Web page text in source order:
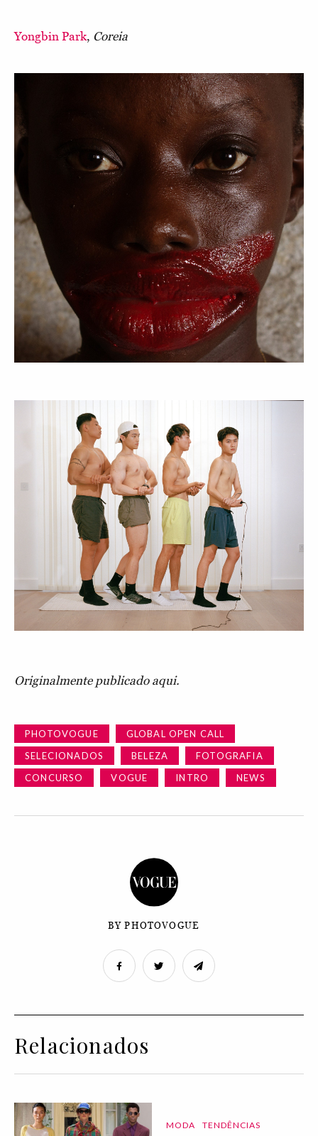
Yongbin Park, Coreia
Originalmente publicado aqui.
PHOTOVOGUE
GLOBAL OPEN CALL
SELECIONADOS
BELEZA
FOTOGRAFIA
CONCURSO
VOGUE INTRO NEWS
BY PHOTOVOGUE
Relacionados
MODA TENDÊNCIAS